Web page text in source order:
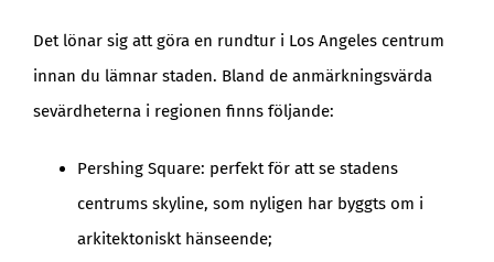
Det lönar sig att göra en rundtur i Los Angeles centrum
innan du lämnar staden. Bland de anmärkningsvärda
sevärdheterna i regionen finns följande:
Pershing Square: perfekt för att se stadens
centrums skyline, som nyligen har byggts om i
arkitektoniskt hänseende;